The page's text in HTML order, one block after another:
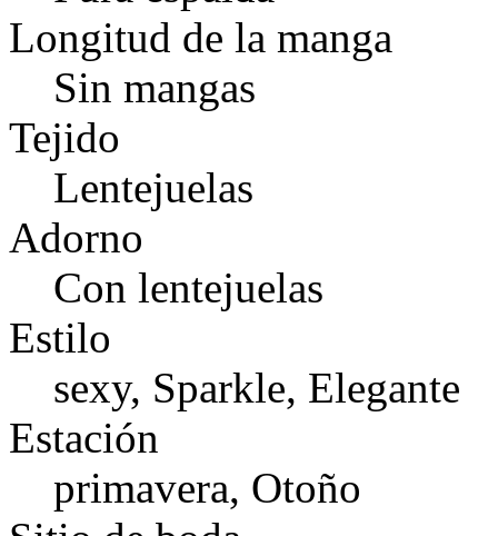
Longitud de la manga
Sin mangas
Tejido
Lentejuelas
Adorno
Con lentejuelas
Estilo
sexy, Sparkle, Elegante
Estación
primavera, Otoño